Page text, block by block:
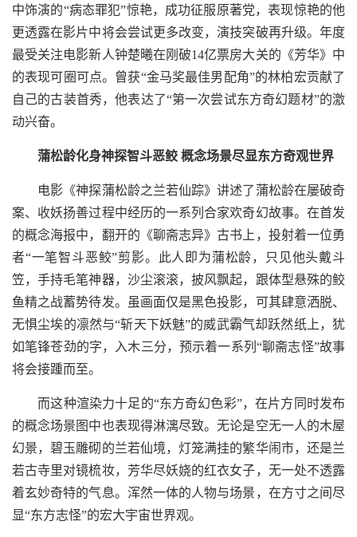
中饰演的“病态罪犯”惊艳，成功征服原著党，表现惊艳的他
更透露在影片中将会尝试更多改变，演技突破再升级。年度
最受关注电影新人钟楚曦在刚破14亿票房大关的《芳华》中
的表现可圈可点。曾获“金马奖最佳男配角”的林柏宏贡献了
自己的古装首秀，他表达了“第一次尝试东方奇幻题材”的激
动兴奋。
蒲松龄化身神探智斗恶鲛 概念场景尽显东方奇观世界
电影《神探蒲松龄之兰若仙踪》讲述了蒲松龄在屡破奇
案、收妖扬善过程中经历的一系列合家欢奇幻故事。在首发
的概念海报中，翻开的《聊斋志异》古书上，投射着一位勇
者“一笔智斗恶鲛”剪影。此人即为蒲松龄，只见他头戴斗
笠，手持毛笔神器，沙尘滚滚，披风飘起，跟体型悬殊的鲛
鱼精之战蓄势待发。虽画面仅是黑色投影，可其肆意洒脱、
无惧尘埃的凛然与“斩天下妖魅”的威武霸气却跃然纸上，犹
如笔锋苍劲的字，入木三分，预示着一系列“聊斋志怪”故事
将会接踵而至。
而这种渲染力十足的“东方奇幻色彩”，在片方同时发布
的概念场景图中也表现得淋漓尽致。无论是空无一人的木屋
幻景，碧玉雕砌的兰若仙境，灯笼满挂的繁华闹市，还是兰
若古寺里对镜梳妆，芳华尽妖娆的红衣女子，无一处不透露
着玄妙奇特的气息。浑然一体的人物与场景，在方寸之间尽
显“东方志怪”的宏大宇宙世界观。